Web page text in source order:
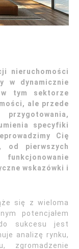
nieruchomości
w dynamicznie
tym sektorze
ale przede
specyfiki
Cię
od pierwszych
wskazówki i
się z wieloma
potencjałem
sukcesu jest
analizę rynku,
zgromadzenie